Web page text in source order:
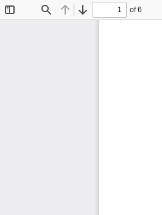
Find Previous
Next
of 6